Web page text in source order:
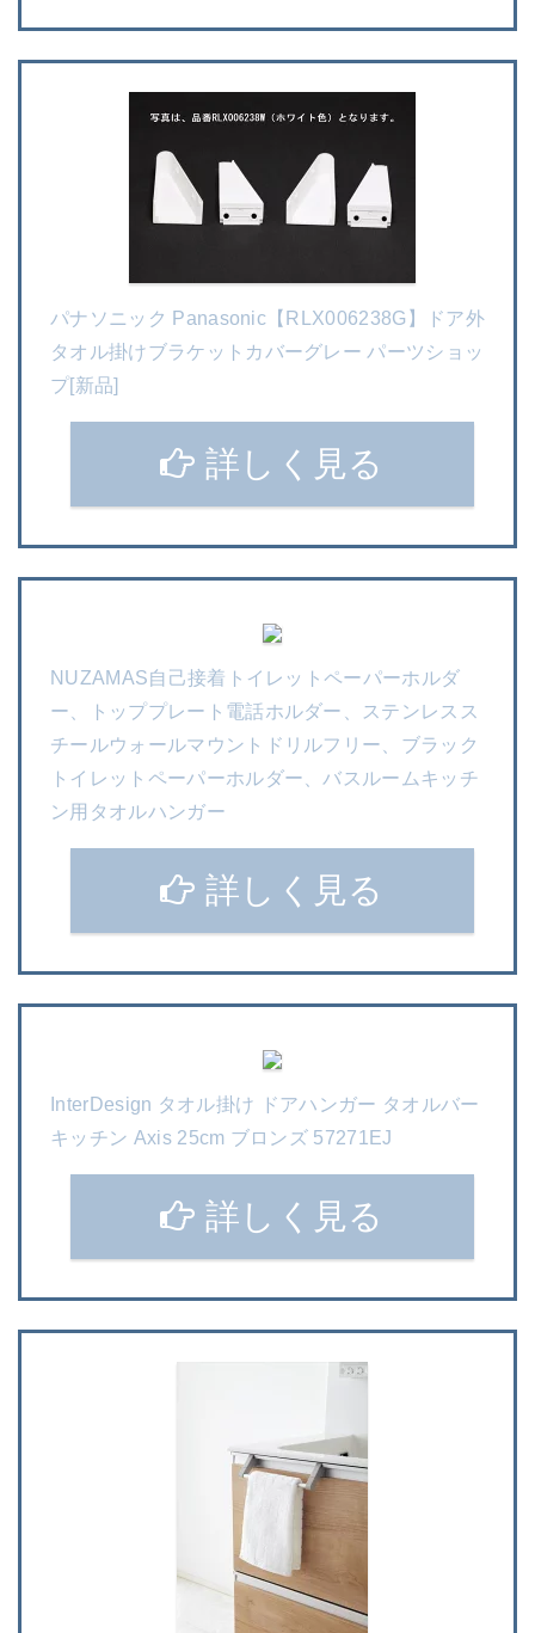
パナソニック Panasonic【RLX006238G】ドア外
タオル掛けブラケットカバーグレー パーツショッ
プ[新品]
詳しく見る
NUZAMAS自己接着トイレットペーパーホルダ
ー、トッププレート電話ホルダー、ステンレスス
チールウォールマウントドリルフリー、ブラック
トイレットペーパーホルダー、バスルームキッチ
ン用タオルハンガー
詳しく見る
InterDesign タオル掛け ドアハンガー タオルバー
キッチン Axis 25cm ブロンズ 57271EJ
詳しく見る